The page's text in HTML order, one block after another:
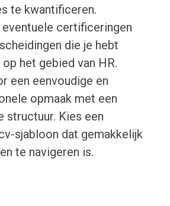
te kwantificeren.
certificeringen
die je hebt
het gebied van HR.
een eenvoudige en
opmaak met een
structuur. Kies een
sjabloon dat gemakkelijk
te navigeren is.